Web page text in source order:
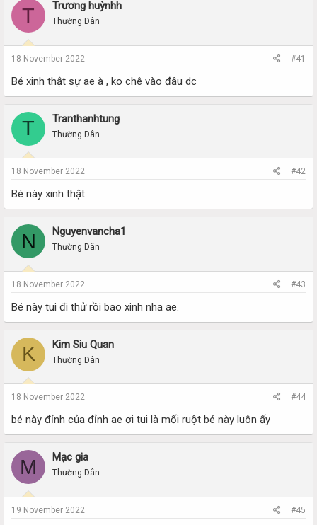
a
t
a
e
t
t
e
T Trương huỳnhh
Thường Dân
18 November 2022 #41
Bé xinh thật sự ae à , ko chê vào đâu dc
T Tranthanhtung
Thường Dân
18 November 2022 #42
Bé này xinh thật
N Nguyenvancha1
Thường Dân
18 November 2022 #43
Bé này tui đi thử rồi bao xinh nha ae.
K Kim Siu Quan
Thường Dân
18 November 2022 #44
bé này đỉnh của đỉnh ae ơi tui là mối ruột bé này luôn ấy
M Mạc gia
Thường Dân
19 November 2022 #45